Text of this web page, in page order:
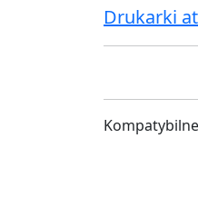
Drukarki